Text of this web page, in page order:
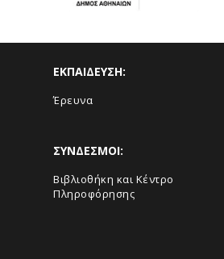
ΕΚΠΑΙΔΕΥΣΗ:
Έρευνα
ΣΥΝΔΕΣΜΟΙ:
Βιβλιοθήκη και Κέντρο
Πληροφόρησης